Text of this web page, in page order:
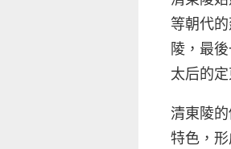
等朝代
陵，最
太后的
清東陵
特色，